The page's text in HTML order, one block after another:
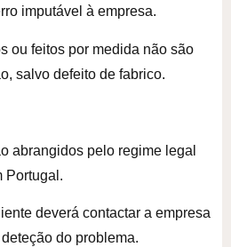
imputável à empresa.
ou feitos por medida não são
salvo defeito de fabrico.
abrangidos pelo regime legal
Portugal.
deverá contactar a empresa
do problema.